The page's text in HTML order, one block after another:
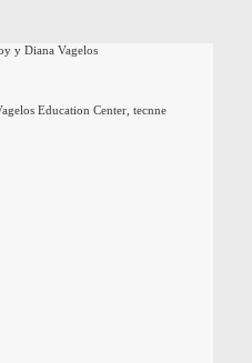
y Diana Vagelos